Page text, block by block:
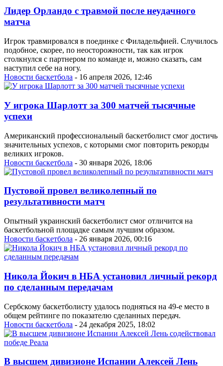
Лидер Орландо с травмой после неудачного
матча
Игрок травмировался в поединке с Филадельфией. Случилось
подобное, скорее, по неосторожности, так как игрок
столкнулся с партнером по команде и, можно сказать, сам
наступил себе на ногу.
Новости баскетбола - 16 апреля 2026, 12:46
У игрока Шарлотт за 300 матчей тысячные
успехи
Американский профессиональный баскетболист смог достичь
значительных успехов, с которыми смог повторить рекорды
великих игроков.
Новости баскетбола - 30 января 2026, 18:06
Пустовой провел великолепный по
результативности матч
Опытный украинский баскетболист смог отличится на
баскетбольной площадке самым лучшим образом.
Новости баскетбола - 26 января 2026, 00:16
Никола Йокич в НБА установил личный рекорд
по сделанным передачам
Сербскому баскетболисту удалось подняться на 49-е место в
общем рейтинге по показателю сделанных передач.
Новости баскетбола - 24 декабря 2025, 18:02
В высшем дивизионе Испании Алексей Лень